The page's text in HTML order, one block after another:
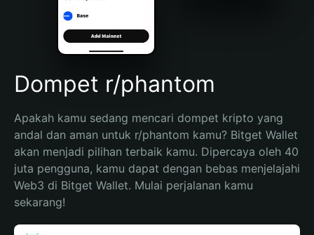
Português (Brasil)
Español (Argentina)
Dompet r/phantom
Apakah kamu sedang mencari dompet kripto yang
andal dan aman untuk r/phantom kamu? Bitget Wallet
akan menjadi pilihan terbaik kamu. Dipercaya oleh 40
juta pengguna, kamu dapat dengan bebas menjelajahi
Web3 di Bitget Wallet. Mulai perjalanan kamu
sekarang!